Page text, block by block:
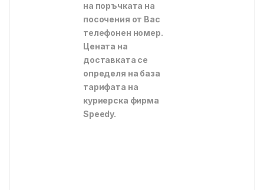
на поръчката на
посочения от Вас
телефонен номер.
Цената на
доставката се
определя на база
тарифата на
куриерска фирма
Speedy.